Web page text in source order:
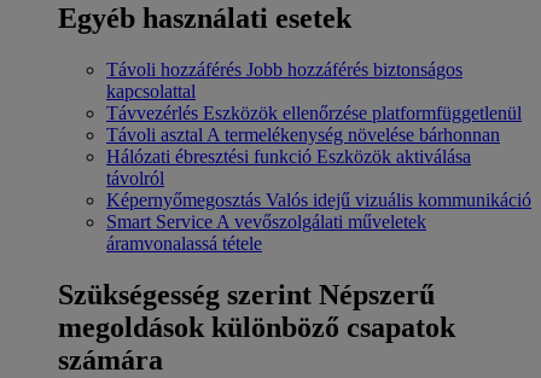
Egyéb használati esetek
Távoli hozzáférés Jobb hozzáférés biztonságos
kapcsolattal
Távvezérlés Eszközök ellenőrzése platformfüggetlenül
Távoli asztal A termelékenység növelése bárhonnan
Hálózati ébresztési funkció Eszközök aktiválása
távolról
Képernyőmegosztás Valós idejű vizuális kommunikáció
Smart Service A vevőszolgálati műveletek
áramvonalassá tétele
Szükségesség szerint Népszerű
megoldások különböző csapatok
számára